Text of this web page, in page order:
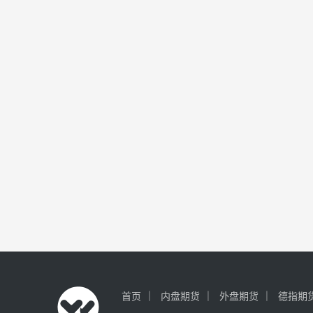
首页 内盘期货 外盘期货 德指期